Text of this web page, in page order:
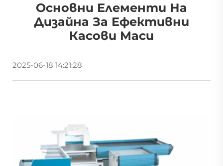
Основни Елементи На
Дизайна За Ефективни
Касови Маси
2025-06-18 14:21:28